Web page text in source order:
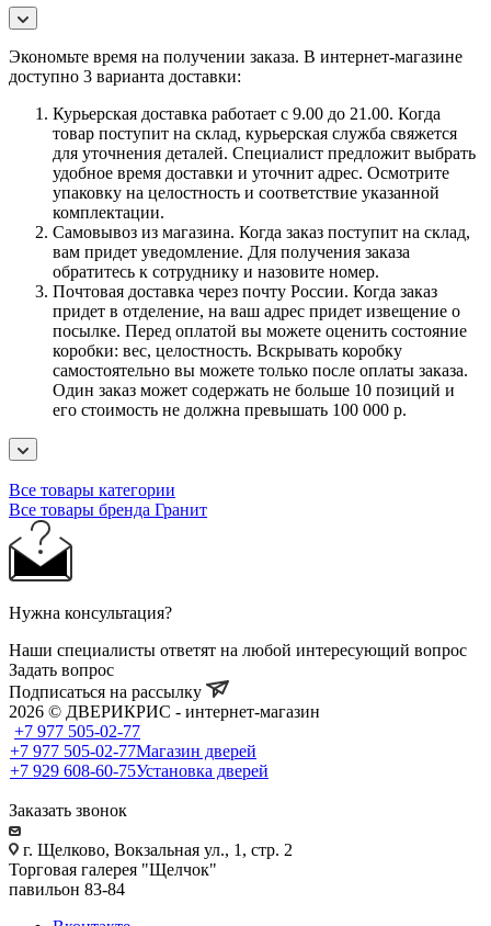
Экономьте время на получении заказа. В интернет-магазине
доступно 3 варианта доставки:
Курьерская доставка работает с 9.00 до 21.00. Когда
товар поступит на склад, курьерская служба свяжется
для уточнения деталей. Специалист предложит выбрать
удобное время доставки и уточнит адрес. Осмотрите
упаковку на целостность и соответствие указанной
комплектации.
Самовывоз из магазина. Когда заказ поступит на склад,
вам придет уведомление. Для получения заказа
обратитесь к сотруднику и назовите номер.
Почтовая доставка через почту России. Когда заказ
придет в отделение, на ваш адрес придет извещение о
посылке. Перед оплатой вы можете оценить состояние
коробки: вес, целостность. Вскрывать коробку
самостоятельно вы можете только после оплаты заказа.
Один заказ может содержать не больше 10 позиций и
его стоимость не должна превышать 100 000 р.
Все товары категории
Все товары бренда Гранит
Нужна консультация?
Наши специалисты ответят на любой интересующий вопрос
Задать вопрос
Подписаться на рассылку
2026 © ДВЕРИКРИС - интернет-магазин
+7 977 505-02-77
+7 977 505-02-77Магазин дверей
+7 929 608-60-75Установка дверей
Заказать звонок
г. Щелково, Вокзальная ул., 1, стр. 2
Торговая галерея "Щелчок"
павильон 83-84